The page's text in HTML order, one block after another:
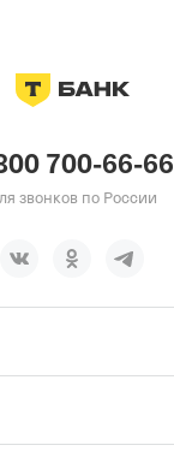
700-66-66
звонков по России